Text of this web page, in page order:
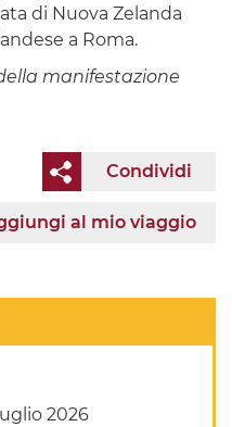
di Nuova Zelanda
a Roma.
manifestazione
Condividi
al mio viaggio
2026